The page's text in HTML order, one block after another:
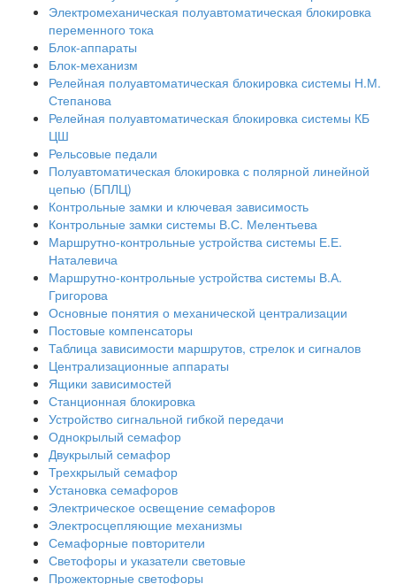
Электромеханическая полуавтоматическая блокировка
переменного тока
Блок-аппараты
Блок-механизм
Релейная полуавтоматическая блокировка системы Н.М.
Степанова
Релейная полуавтоматическая блокировка системы КБ
ЦШ
Рельсовые педали
Полуавтоматическая блокировка с полярной линейной
цепью (БПЛЦ)
Контрольные замки и ключевая зависимость
Контрольные замки системы В.С. Мелентьева
Маршрутно-контрольные устройства системы Е.Е.
Наталевича
Маршрутно-контрольные устройства системы В.А.
Григорова
Основные понятия о механической централизации
Постовые компенсаторы
Таблица зависимости маршрутов, стрелок и сигналов
Централизационные аппараты
Ящики зависимостей
Станционная блокировка
Устройство сигнальной гибкой передачи
Однокрылый семафор
Двукрылый семафор
Трехкрылый семафор
Установка семафоров
Электрическое освещение семафоров
Электросцепляющие механизмы
Семафорные повторители
Светофоры и указатели световые
Прожекторные светофоры